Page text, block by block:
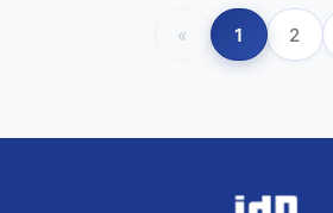
« 1 2